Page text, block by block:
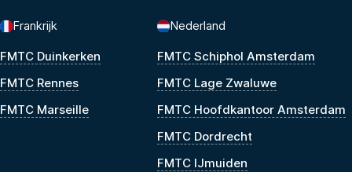
Frankrijk
FMTC Duinkerken
FMTC Rennes
FMTC Marseille
Nederland
FMTC Schiphol Amsterdam
FMTC Lage Zwaluwe
FMTC Hoofdkantoor Amsterdam
FMTC Dordrecht
FMTC IJmuiden